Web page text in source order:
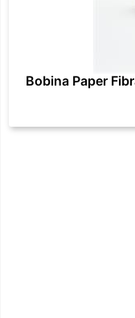
Bobina Paper